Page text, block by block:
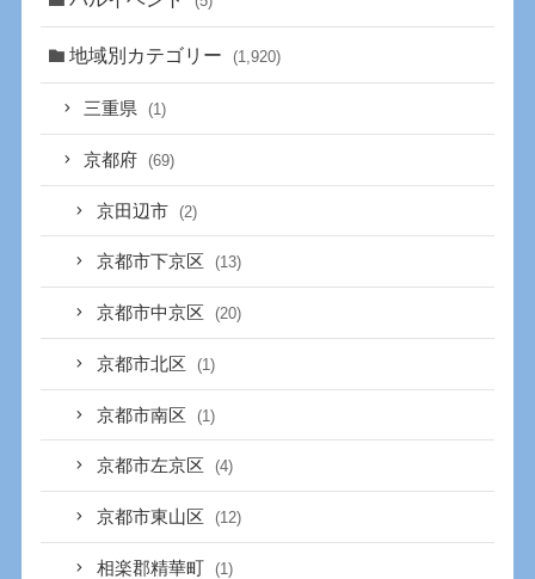
地域別カテゴリー (1,920)
三重県 (1)
京都府 (69)
京田辺市 (2)
京都市下京区 (13)
京都市中京区 (20)
京都市北区 (1)
京都市南区 (1)
京都市左京区 (4)
京都市東山区 (12)
相楽郡精華町 (1)